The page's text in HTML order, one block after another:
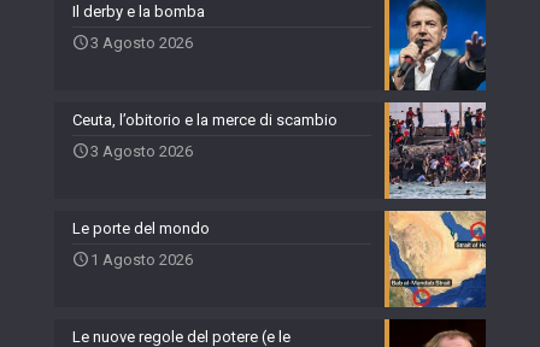
Il derby e la bomba
3 Agosto 2026
Ceuta, l’obitorio e la merce di scambio
3 Agosto 2026
Le porte del mondo
1 Agosto 2026
Le nuove regole del potere (e le